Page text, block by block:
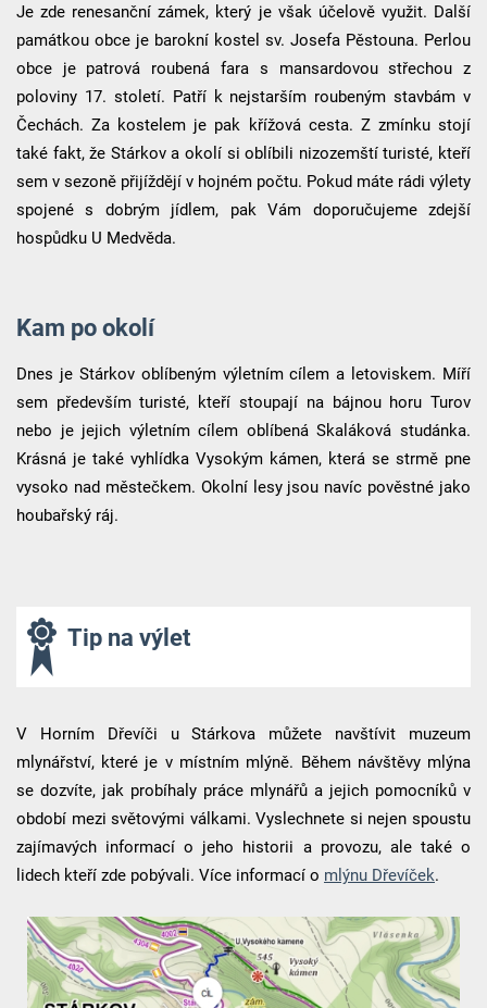
Je zde renesanční zámek, který je však účelově využit. Další
památkou obce je barokní kostel sv. Josefa Pěstouna. Perlou
obce je patrová roubená fara s mansardovou střechou z
poloviny 17. století. Patří k nejstarším roubeným stavbám v
Čechách. Za kostelem je pak křížová cesta. Z zmínku stojí
také fakt, že Stárkov a okolí si oblíbili nizozemští turisté, kteří
sem v sezoně přijíždějí v hojném počtu. Pokud máte rádi výlety
spojené s dobrým jídlem, pak Vám doporučujeme zdejší
hospůdku U Medvěda.
Kam po okolí
Dnes je Stárkov oblíbeným výletním cílem a letoviskem. Míří
sem především turisté, kteří stoupají na bájnou horu Turov
nebo je jejich výletním cílem oblíbená Skaláková studánka.
Krásná je také vyhlídka Vysokým kámen, která se strmě pne
vysoko nad městečkem. Okolní lesy jsou navíc pověstné jako
houbařský ráj.
Tip na výlet
V Horním Dřevíči u Stárkova můžete navštívit muzeum
mlynářství, které je v místním mlýně. Během návštěvy mlýna
se dozvíte, jak probíhaly práce mlynářů a jejich pomocníků v
období mezi světovými válkami. Vyslechnete si nejen spoustu
zajímavých informací o jeho historii a provozu, ale také o
lidech kteří zde pobývali. Více informací o mlýnu Dřevíček.